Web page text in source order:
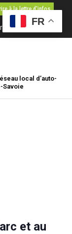
à la lettre d'infos
local d’auto-
Savoie
et au
FR